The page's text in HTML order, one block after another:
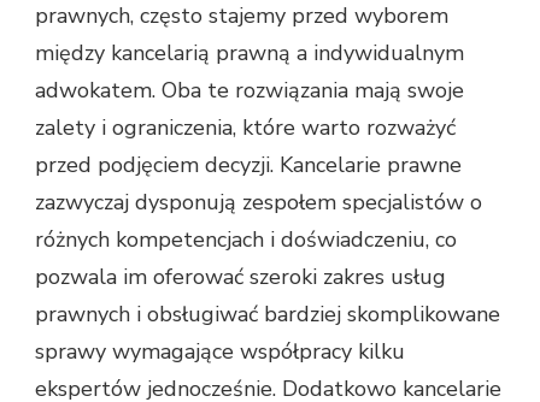
prawnych, często stajemy przed wyborem
między kancelarią prawną a indywidualnym
adwokatem. Oba te rozwiązania mają swoje
zalety i ograniczenia, które warto rozważyć
przed podjęciem decyzji. Kancelarie prawne
zazwyczaj dysponują zespołem specjalistów o
różnych kompetencjach i doświadczeniu, co
pozwala im oferować szeroki zakres usług
prawnych i obsługiwać bardziej skomplikowane
sprawy wymagające współpracy kilku
ekspertów jednocześnie. Dodatkowo kancelarie